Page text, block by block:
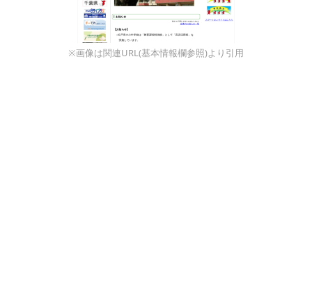
※画像は関連URL(基本情報欄参照)より引用